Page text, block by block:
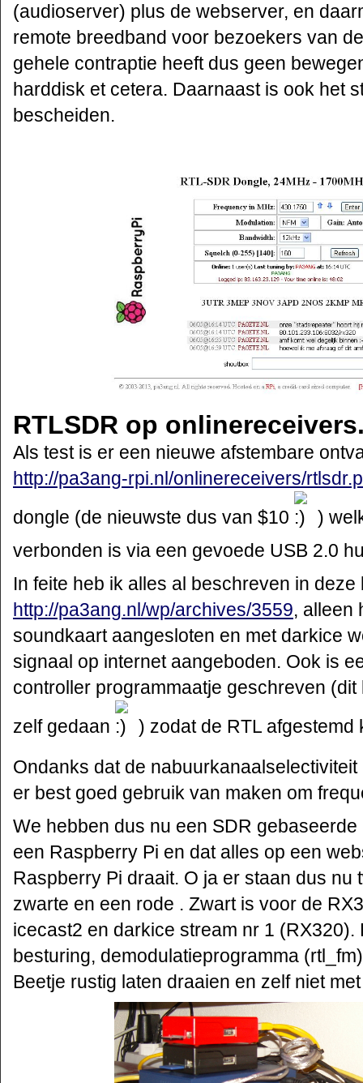
(audioserver) plus de webserver, en
remote breedband voor bezoekers van
gehele contraptie heeft dus geen
harddisk et cetera. Daarnaast is ook het
bescheiden.
RTLSDR op
Als test is er een nieuwe afstembare
http://pa3ang-rpi.nl/onlinereceivers/
dongle (de nieuwste dus van $10
)
verbonden is via een gevoede USB 2.0
In feite heb ik alles al beschreven in deze
http://pa3ang.nl/wp/archives/3559, alleen
soundkaart aangesloten en met darkice
signaal op internet aangeboden. Ook is
controller programmaatje geschreven
zelf gedaan
) zodat de RTL afgestemd
Ondanks dat de
er best goed gebruik van maken om
We hebben dus nu een SDR
een Raspberry Pi en dat alles op een
Raspberry Pi draait. O ja er staan dus nu
zwarte en een rode . Zwart is voor de
icecast2 en darkice stream nr 1
besturing, demodulatieprogramma
Beetje rustig laten draaien en zelf niet